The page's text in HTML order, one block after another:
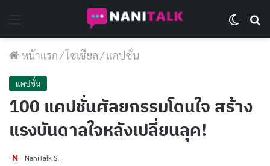
หน้าแรก/โซเชียล/แคปชั่น
แคปชั่น
100 แคปชั่นศัลยกรรมโดนใจ สร้าง
แรงบันดาลใจหลังเปลี่ยนลุค!
NaniTalk S.